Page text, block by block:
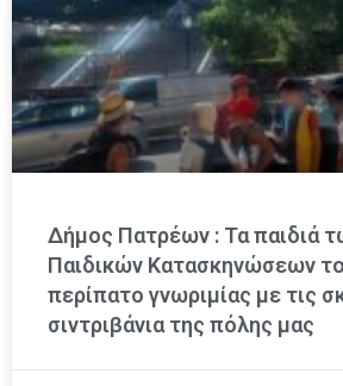
Δήμος Πατρέων : Τα παιδιά
Παιδικών Κατασκηνώσεων
περίπατο γνωριμίας με τις
σιντριβάνια της πόλης μας